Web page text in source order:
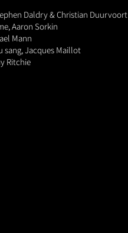
Daldry & Christian Duurvoort
Aaron Sorkin
Mann
sang, Jacques Maillot
Ritchie